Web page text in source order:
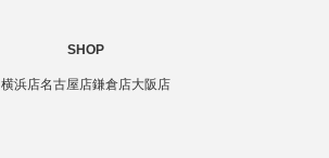
SHOP
横浜店名古屋店鎌倉店大阪店